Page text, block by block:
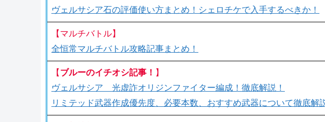
ヴェルサシア石の評価使い方まとめ！シェロチケで入手するべきか！
【マルチバトル】
全恒常マルチバトル攻略記事まとめ！
【 ブルーのイチオシ記事！ 】
ヴェルサシア 光虚詐オリジンファイター編成！徹底解説！
リミテッド武器作成優先度、必要本数、おすすめ武器について徹底解